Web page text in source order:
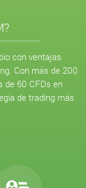
con ventajas
Con más de 200
de 60 CFDs en
de trading más